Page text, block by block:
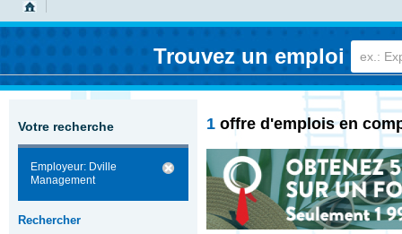
Trouvez un emploi
Votre recherche
Employeur: Dville
Management
Rechercher
1 offre d'emplois en